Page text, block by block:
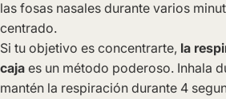
las fosas nasales durante varios
centrado.
Si tu objetivo es concentrarte, la
caja es un método poderoso. Inhala
mantén la respiración durante 4